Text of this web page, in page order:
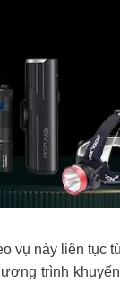
vụ này liên tục
trình